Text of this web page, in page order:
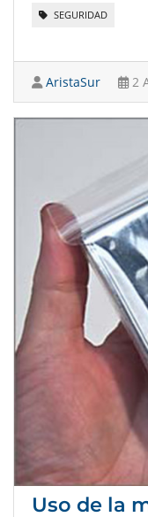
SEGURIDAD
AristaSur 2
Uso de la